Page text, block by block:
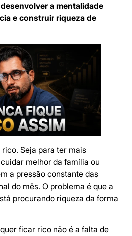
a mentalidade
e construir riqueza de
Seja para ter mais
melhor da família ou
a pressão constante das
do mês. O problema é que a
procurando riqueza da forma
ficar rico não é a falta de